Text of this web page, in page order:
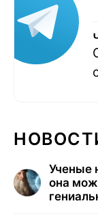
Ученые
она